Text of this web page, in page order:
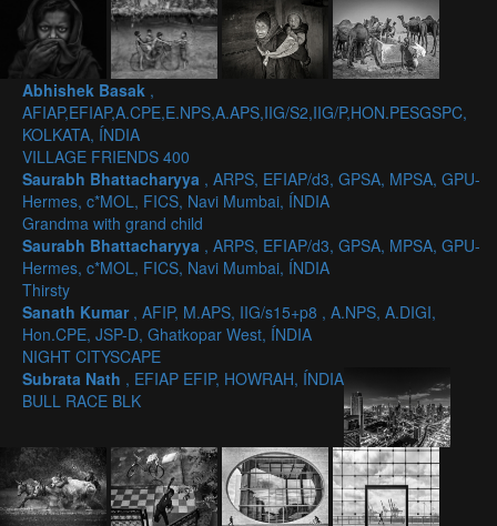
Abhishek Basak ,
AFIAP,EFIAP,A.CPE,E.NPS,A.APS,IIG/S2,IIG/P,HON.PESGSPC,
KOLKATA, ÍNDIA
VILLAGE FRIENDS 400
Saurabh Bhattacharyya , ARPS, EFIAP/d3, GPSA, MPSA, GPU-
Hermes, c*MOL, FICS, Navi Mumbai, ÍNDIA
Grandma with grand child
Saurabh Bhattacharyya , ARPS, EFIAP/d3, GPSA, MPSA, GPU-
Hermes, c*MOL, FICS, Navi Mumbai, ÍNDIA
Thirsty
Sanath Kumar , AFIP, M.APS, IIG/s15+p8 , A.NPS, A.DIGI,
Hon.CPE, JSP-D, Ghatkopar West, ÍNDIA
NIGHT CITYSCAPE
Subrata Nath , EFIAP EFIP, HOWRAH, ÍNDIA
BULL RACE BLK